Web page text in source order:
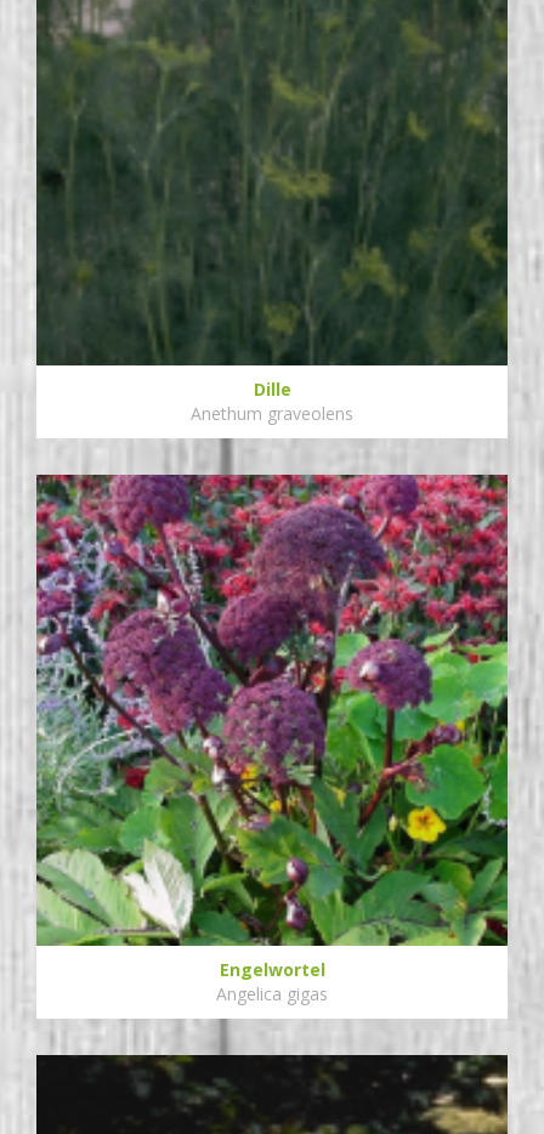
Dille
Anethum graveolens
Engelwortel
Angelica gigas